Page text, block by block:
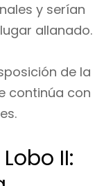
y serían
allanado.
de la
continúa con
II: